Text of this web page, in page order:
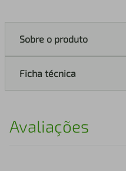
Sobre o produto
Ficha técnica
Avaliações